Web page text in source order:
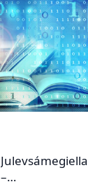
Julevsámegiella A1
–